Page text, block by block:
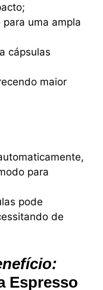
uma ampla
cápsulas
maior
para
pode
de
Espresso